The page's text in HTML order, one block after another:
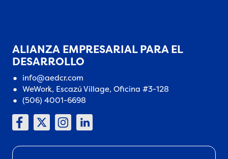
ALIANZA EMPRESARIAL PARA EL
DESARROLLO
info@aedcr.com
WeWork, Escazú Village, Oficina #3-128
(506) 4001-6698